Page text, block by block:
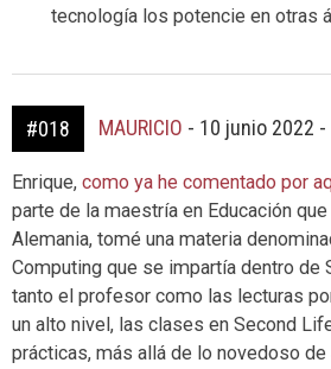
tecnología los potencie en otras
#018 MAURICIO - 10 junio 2022 -
Enrique, como ya he comentado por
parte de la maestría en Educación
Alemania, tomé una materia
Computing que se impartía dentro de
tanto el profesor como las lecturas
un alto nivel, las clases en Second
prácticas, más allá de lo novedoso